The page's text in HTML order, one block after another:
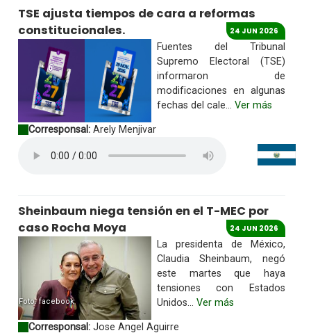
TSE ajusta tiempos de cara a reformas
constitucionales.
24 JUN 2026
Fuentes del Tribunal
Supremo Electoral (TSE)
informaron de
modificaciones en algunas
fechas del cale... Ver más
Corresponsal:Arely Menjivar
Sheinbaum niega tensión en el T-MEC por
caso Rocha Moya
24 JUN 2026
Foto: facebook
La presidenta de México,
Claudia Sheinbaum, negó
este martes que haya
tensiones con Estados
Unidos... Ver más
Corresponsal:Jose Angel Aguirre